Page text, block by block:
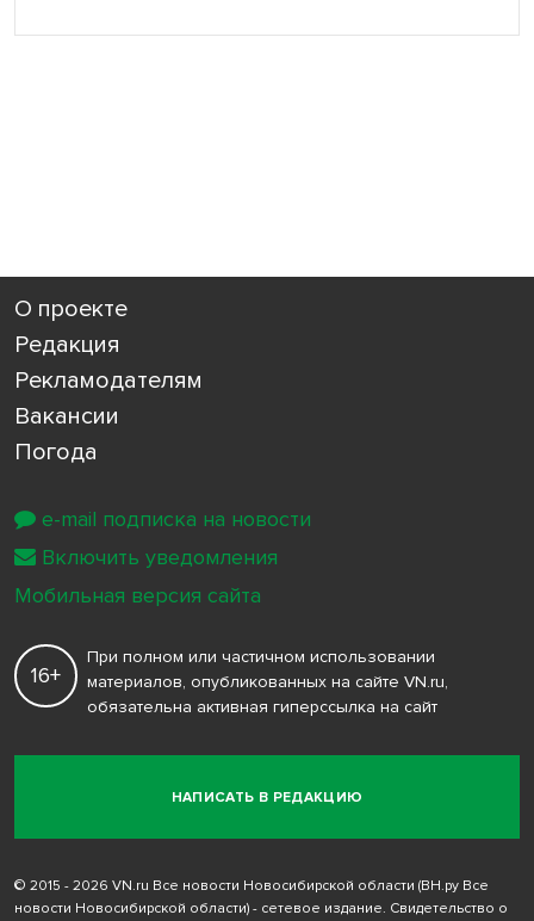
О проекте
Редакция
Рекламодателям
Вакансии
Погода
НАПИСАТЬ В РЕДАКЦИЮ
16+
При полном или частичном использовании
материалов, опубликованных на сайте VN.ru,
обязательна активная гиперссылка на сайт
© 2015 - 2026 VN.ru Все новости Новосибирской области (ВН.ру Все
новости Новосибирской области) - сетевое издание. Свидетельство о
e-mail подписка на новости
Включить уведомления
Мобильная версия сайта